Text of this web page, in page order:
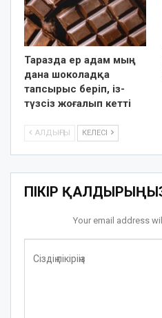
Таразда ер адам мың
дана шоколадқа
тапсырыс беріп, із-
түзсіз жоғалып кетті
АЛДЫҢҒЫ КЕЛЕСІ
ПІКІР
Your email address